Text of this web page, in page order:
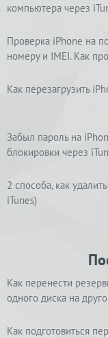
компьютера через
Проверка iPhone на
номеру и IMEI. Как
Как перезагрузить
Забыл пароль на
блокировки через
2 способа, как
iTunes)
Как перенести
одного диска на
Как подготовиться